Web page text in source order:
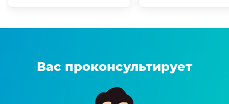
Вас проконсультирует